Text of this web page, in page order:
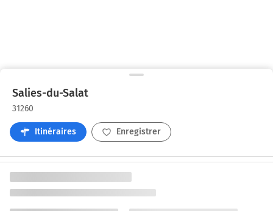
Salies-du-Salat
31260
Itinéraires Enregistrer